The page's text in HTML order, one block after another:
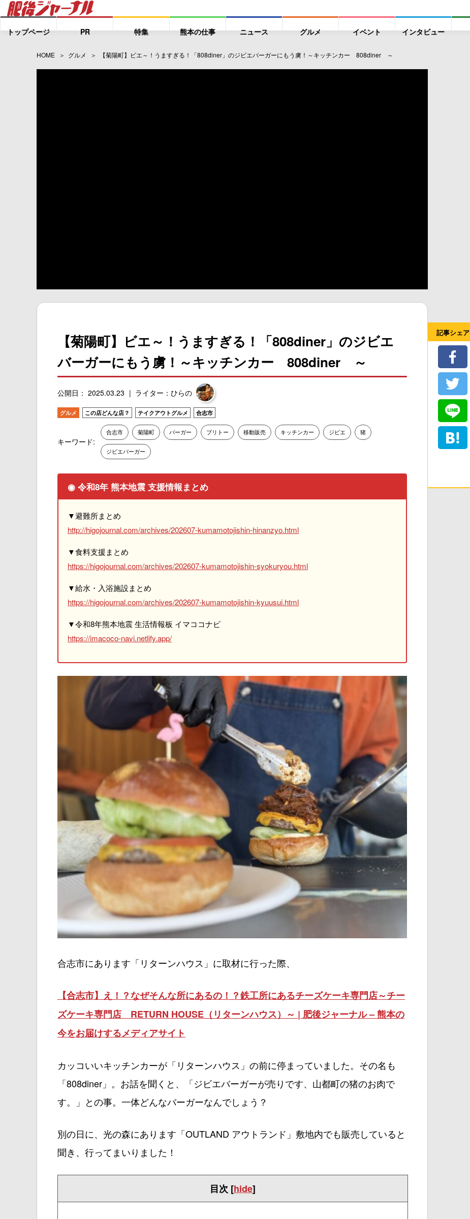
トップページ PR 特集 熊本の仕事 ニュース グルメ イベント インタビュー
HOME グルメ 【菊陽町】ビエ～！うますぎる！「808diner」のジビエバーガーにもう虜！～キッチンカー 808diner ～
【菊陽町】ビエ～！うますぎる！「808diner」のジビエ
バーガーにもう虜！～キッチンカー 808diner ～
公開日： 2025.03.23 ライター：ひらの
グルメ この店どんな店？ テイクアウトグルメ 合志市
キーワード:
合志市 菊陽町 バーガー ブリトー 移動販売 キッチンカー ジビエ 猪
ジビエバーガー
◉ 令和8年 熊本地震 支援情報まとめ
▼避難所まとめ
http://higojournal.com/archives/202607-kumamotojishin-hinanzyo.html
▼食料支援まとめ
https://higojournal.com/archives/202607-kumamotojishin-syokuryou.html
▼給水・入浴施設まとめ
https://higojournal.com/archives/202607-kumamotojishin-kyuusui.html
▼令和8年熊本地震 生活情報板 イマココナビ
https://imacoco-navi.netlify.app/
合志市にあります「リターンハウス」に取材に行った際、
【合志市】え！？なぜそんな所にあるの！？鉄工所にあるチーズケーキ専門店～チー
ズケーキ専門店 RETURN HOUSE（リターンハウス）～ | 肥後ジャーナル – 熊本の
今をお届けするメディアサイト
カッコいいキッチンカーが「リターンハウス」の前に停まっていました。その名も
「808diner」。お話を聞くと、「ジビエバーガーが売りです、山都町の猪のお肉で
す。」との事。一体どんなバーガーなんでしょう？
別の日に、光の森にあります「OUTLAND アウトランド」敷地内でも販売していると
聞き、行ってまいりました！
目次 [hide]
記事シェア